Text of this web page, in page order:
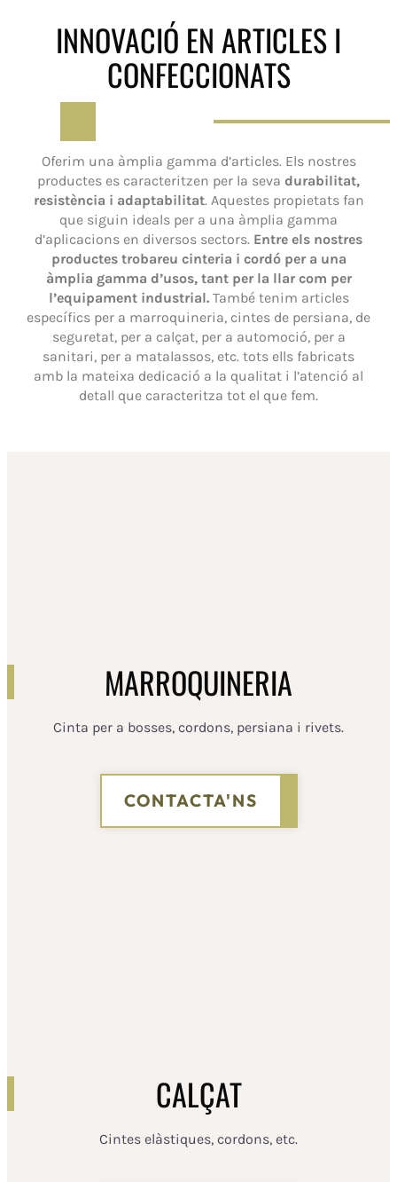
INNOVACIÓ EN ARTICLES I
CONFECCIONATS
Oferim una àmplia gamma d’articles. Els nostres
productes es caracteritzen per la seva durabilitat,
resistència i adaptabilitat. Aquestes propietats fan
que siguin ideals per a una àmplia gamma
d’aplicacions en diversos sectors. Entre els nostres
productes trobareu cinteria i cordó per a una
àmplia gamma d’usos, tant per la llar com per
l’equipament industrial.També tenim articles
específics per a marroquineria, cintes de persiana, de
seguretat, per a calçat, per a automoció, per a
sanitari, per a matalassos, etc. tots ells fabricats
amb la mateixa dedicació a la qualitat i l’atenció al
detall que caracteritza tot el que fem.
MARROQUINERIA
Cinta per a bosses, cordons, persiana i rivets.
CONTACTA'NS
CALÇAT
Cintes elàstiques, cordons, etc.